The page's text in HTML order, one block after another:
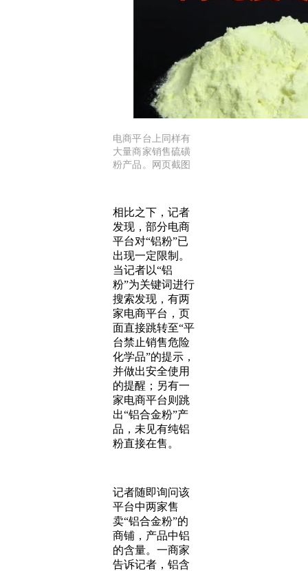
电商平台上同样有
大量商家销售硫磺
粉产品。网页截图
相比之下，记者
发现，部分电商
平台对“铝粉”已
出现一定限制。
当记者以“铝
粉”为关键词进行
搜索发现，有两
家电商平台，页
面直接跳转至“平
台禁止销售危险
化学品”的提示，
并做出安全使用
的提醒；另有一
家电商平台则跳
出“铝合金粉”产
品，未见有纯铝
粉直接在售。
记者随即询问该
平台中两家售
卖“铝合金粉”的
商铺，产品中铝
的含量。一商家
告诉记者，铝含